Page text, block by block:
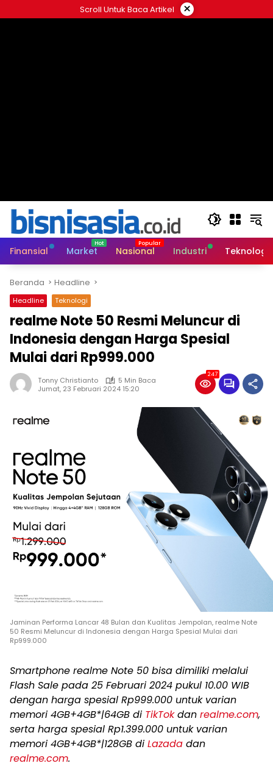
ke
Scroll Untuk Baca Artikel ×
Finansial Market Nasional Industri Teknologi
Beranda Headline
Headline Teknologi
realme Note 50 Resmi Meluncur di
Indonesia dengan Harga Spesial
Mulai dari Rp999.000
Tonny Christianto
5 Min Baca
Jumat, 23 Februari 2024 15:20
247
Jaminan Performa Lancar 48 Bulan dan Kualitas Jempolan, realme Note
50 Resmi Meluncur di Indonesia dengan Harga Spesial Mulai dari
Rp999.000
Smartphone realme Note 50 bisa dimiliki melalui
Flash Sale pada 25 Februari 2024 pukul 10.00 WIB
dengan harga spesial Rp999.000 untuk varian
memori 4GB+4GB*|64GB di TikTokdan realme.com,
serta harga spesial Rp1.399.000 untuk varian
memori 4GB+4GB*|128GB di Lazada dan
realme.com.